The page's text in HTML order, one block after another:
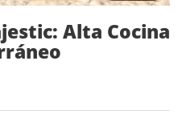
Alta Cocina